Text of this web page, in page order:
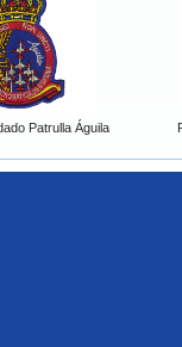
Patrulla Águila